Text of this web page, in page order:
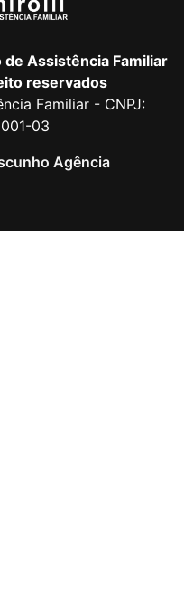
Assistência Familiar
reservados
Familiar - CNPJ:
03
Agência